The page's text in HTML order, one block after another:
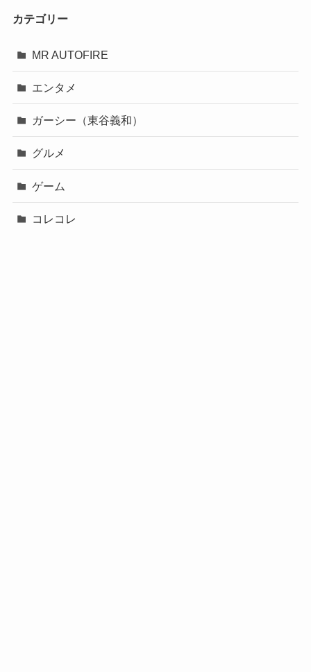
カテゴリー
MR AUTOFIRE
エンタメ
ガーシー（東谷義和）
グルメ
ゲーム
コレコレ